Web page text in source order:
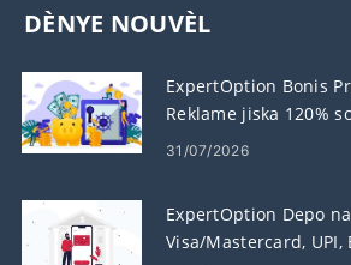
DÈNYE NOUVÈL
ExpertOption Bonis
Reklame jiska 120%
31/07/2026
ExpertOption Depo
Visa/Mastercard, UPI,